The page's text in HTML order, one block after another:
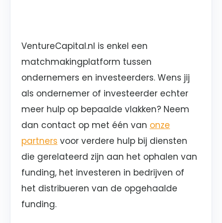
VentureCapital.nl is enkel een
matchmakingplatform tussen
ondernemers en investeerders. Wens jij
als ondernemer of investeerder echter
meer hulp op bepaalde vlakken? Neem
dan contact op met één van onze
partners voor verdere hulp bij diensten
die gerelateerd zijn aan het ophalen van
funding, het investeren in bedrijven of
het distribueren van de opgehaalde
funding.